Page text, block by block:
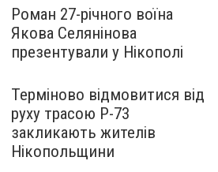
Роман 27-річного воїна
Якова Селянінова
презентували у Нікополі
Терміново відмовитися від
руху трасою Р-73
закликають жителів
Нікопольщини